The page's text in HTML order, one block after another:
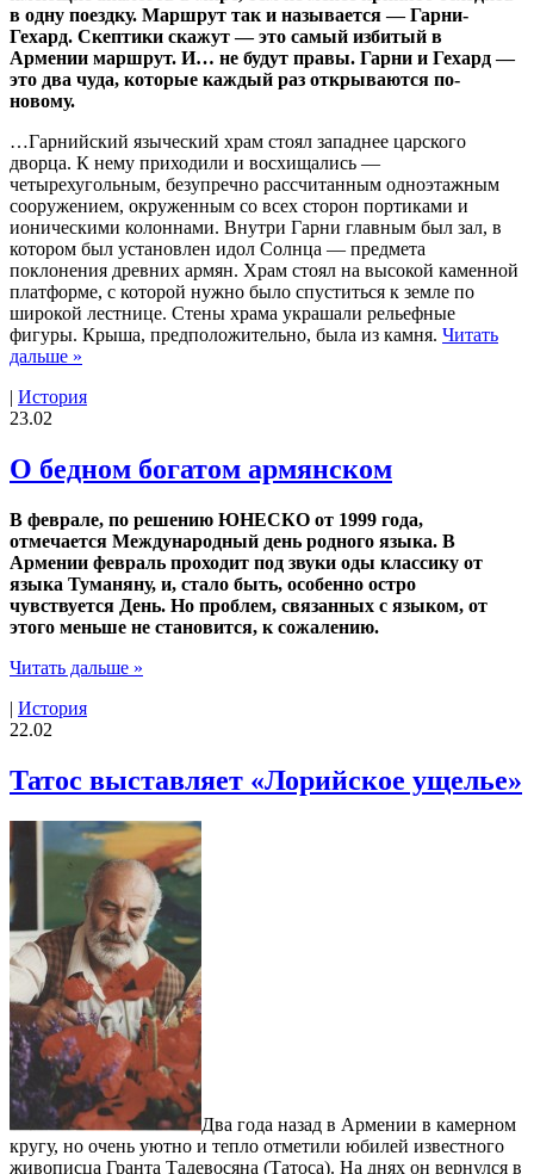
в одну поездку. Маршрут так и называется — Гарни-
Гехард. Скептики скажут — это самый избитый в
Армении маршрут. И… не будут правы. Гарни и Гехард —
это два чуда, которые каждый раз открываются по-
новому.
…Гарнийский языческий храм стоял западнее царского
дворца. К нему приходили и восхищались —
четырехугольным, безупречно рассчитанным одноэтажным
сооружением, окруженным со всех сторон портиками и
ионическими колоннами. Внутри Гарни главным был зал, в
котором был установлен идол Солнца — предмета
поклонения древних армян. Храм стоял на высокой каменной
платформе, с которой нужно было спуститься к земле по
широкой лестнице. Стены храма украшали рельефные
фигуры. Крыша, предположительно, была из камня. Читать
дальше »
| История
23.02
О бедном богатом армянском
В феврале, по решению ЮНЕСКО от 1999 года,
отмечается Международный день родного языка. В
Армении февраль проходит под звуки оды классику от
языка Туманяну, и, стало быть, особенно остро
чувствуется День. Но проблем, связанных с языком, от
этого меньше не становится, к сожалению.
Читать дальше »
| История
22.02
Татос выставляет «Лорийское ущелье»
Два года назад в Армении в камерном
кругу, но очень уютно и тепло отметили юбилей известного
живописца Гранта Тадевосяна (Татоса). На днях он вернулся в